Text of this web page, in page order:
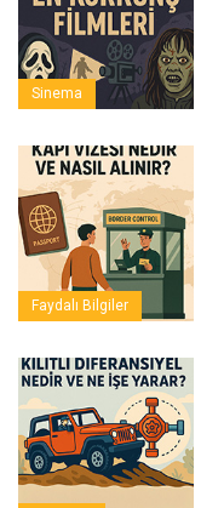
Sinema
Faydalı Bilgiler